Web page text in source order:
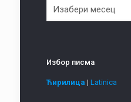
Избор писма
Ћирилица | Latinica